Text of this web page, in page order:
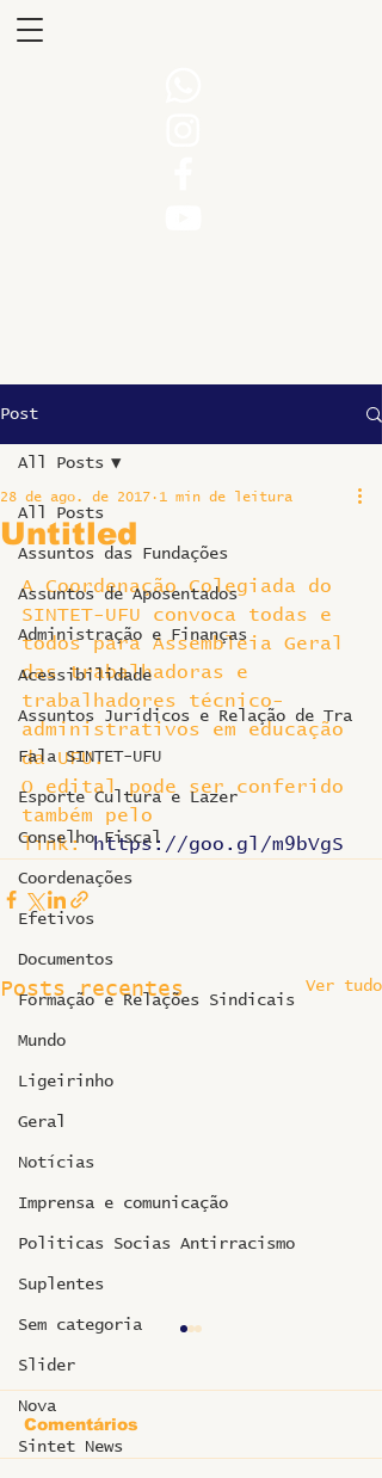
Post
All Posts
Assuntos das Fundações
Assuntos de Aposentados
Administração e Finanças
Acessibilidade
Assuntos Jurídicos e Relação de Tra
Fala SINTET-UFU
Esporte Cultura e Lazer
Conselho Fiscal
Coordenações
Efetivos
Documentos
Formação e Relações Sindicais
Mundo
Ligeirinho
Geral
Notícias
Imprensa e comunicação
Politicas Socias Antirracismo
Suplentes
Sem categoria
Slider
Nova
Sintet News
All Posts
Untitled
28 de ago. de 2017 1 min de leitura
A Coordenação Colegiada do
SINTET-UFU convoca todas e
todos para Assembleia Geral
das trabalhadoras e
trabalhadores técnico-
administrativos em educação
da UFU.
O edital pode ser conferido
também pelo
link: https://goo.gl/m9bVgS
Posts recentes Ver tudo
Comentários